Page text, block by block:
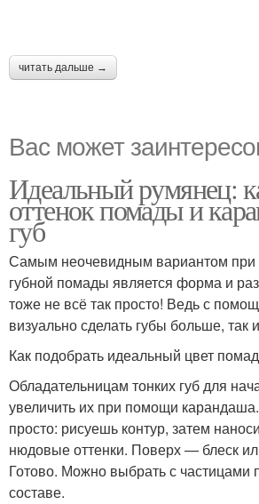
читать дальше →
Вас может
Идеальный румянец:
оттенок помады и
губ
Самым неочевидным вариантом при
губной помады является форма и
тоже не всё так просто! Ведь с
визуально сделать губы больше, так
Как подобрать идеальный цвет
Обладательницам тонких губ для
увеличить их при помощи
просто: рисуешь контур, затем
нюдовые оттенки. Поверх — блеск
Готово. Можно выбрать с частицами
составе.